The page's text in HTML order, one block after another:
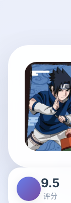
9.5
评分